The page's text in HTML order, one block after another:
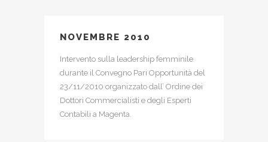
NOVEMBRE 2010
Intervento sulla leadership femminile
durante il Convegno Pari Opportunità del
23/11/2010 organizzato dall’ Ordine dei
Dottori Commercialisti e degli Esperti
Contabili a Magenta.